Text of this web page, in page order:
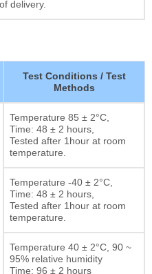
delivery.
Test Conditions / Test
Methods
Temperature 85 ± 2°C,
Time: 48 ± 2 hours,
Tested after 1hour at room
temperature.
Temperature -40 ± 2°C,
Time: 48 ± 2 hours,
Tested after 1hour at room
temperature.
Temperature 40 ± 2°C, 90 ~
95% relative humidity
Time: 96 ± 2 hours